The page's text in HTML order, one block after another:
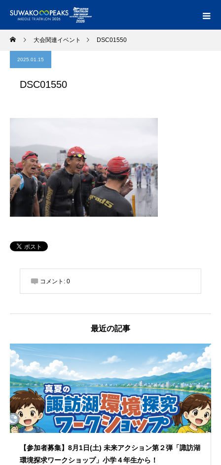
大会関連イベント DSC01550
2025.01.15
DSC01550
コメント: 0
最近の記事
【参加者募集】8月1日(土) 未来アクション第２弾「諏訪湖
環境探求ワークショップ」小学４年生から！